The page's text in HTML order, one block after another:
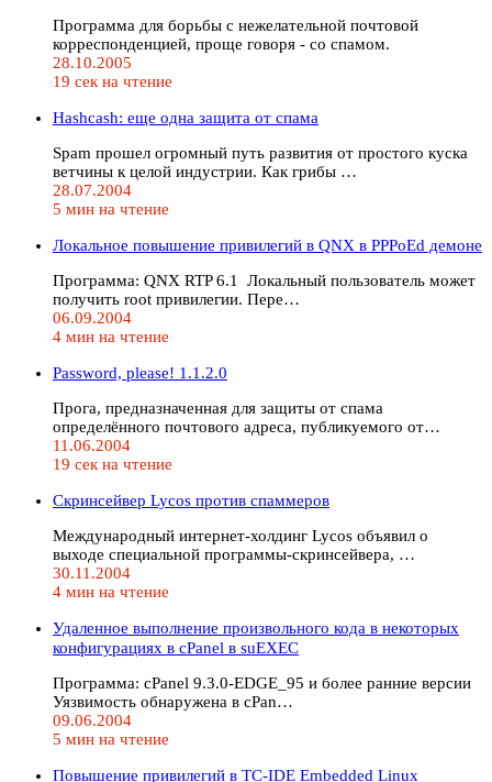
Программа для борьбы с нежелательной почтовой
корреспонденцией, проще говоря - со спамом.
28.10.2005
19 сек на чтение
Hashcash: еще одна защита от спама
Spam прошел огромный путь развития от простого куска
ветчины к целой индустрии. Как грибы …
28.07.2004
5 мин на чтение
Локальное повышение привилегий в QNX в PPPoEd демоне
Программа: QNX RTP 6.1 Локальный пользователь может
получить root привилегии. Пере…
06.09.2004
4 мин на чтение
Password, please! 1.1.2.0
Прога, предназначенная для защиты от спама
определённого почтового адреса, публикуемого от…
11.06.2004
19 сек на чтение
Скринсейвер Lycos против спаммеров
Международный интернет-холдинг Lycos объявил о
выходе специальной программы-скринсейвера, …
30.11.2004
4 мин на чтение
Удаленное выполнение произвольного кода в некоторых
конфигурациях в cPanel в suEXEC
Программа: cPanel 9.3.0-EDGE_95 и более ранние версии
Уязвимость обнаружена в cPan…
09.06.2004
5 мин на чтение
Повышение привилегий в TC-IDE Embedded Linux